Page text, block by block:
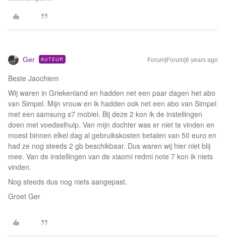
Ger AUTEUR Forum|Forum|6 years ago
Beste Jaochiem
Wij waren in Griekenland en hadden net een paar dagen het abo
van Simpel. Mijn vrouw en ik hadden ook net een abo van Simpel
met een samsung s7 mobiel. Bij deze 2 kon ik de instellingen
doen met voedselhulp. Van mijn dochter was er niet te vinden en
moest binnen elkel dag al gebruikskosten betalen van 50 euro en
had ze nog steeds 2 gb beschikbaar. Dus waren wij hier niet blij
mee. Van de instellingen van de xiaomi redmi note 7 kon ik niets
vinden.
Nog steeds dus nog niets aangepast.
Groet Ger